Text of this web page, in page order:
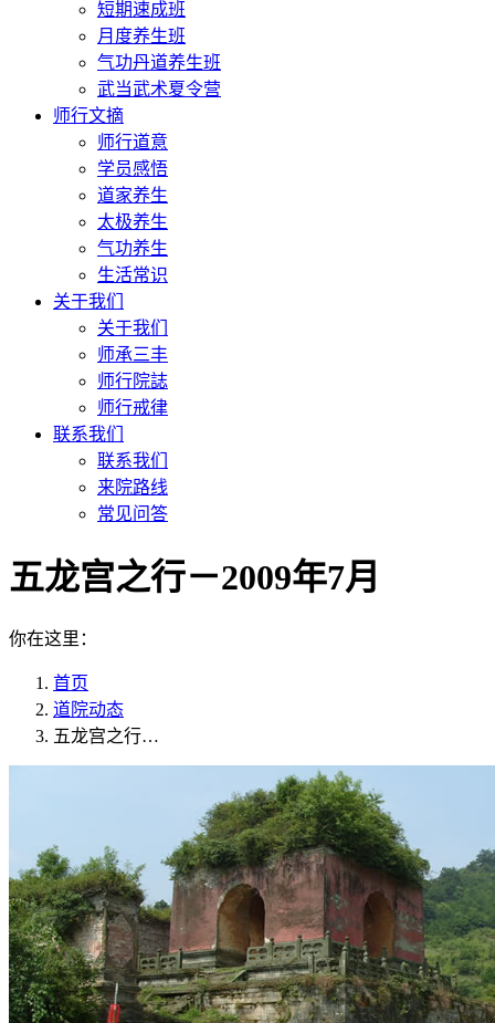
短期速成班
月度养生班
气功丹道养生班
武当武术夏令营
师行文摘
师行道意
学员感悟
道家养生
太极养生
气功养生
生活常识
关于我们
关于我们
师承三丰
师行院誌
师行戒律
联系我们
联系我们
来院路线
常见问答
五龙宫之行－2009年7月
你在这里：
首页
道院动态
五龙宫之行…